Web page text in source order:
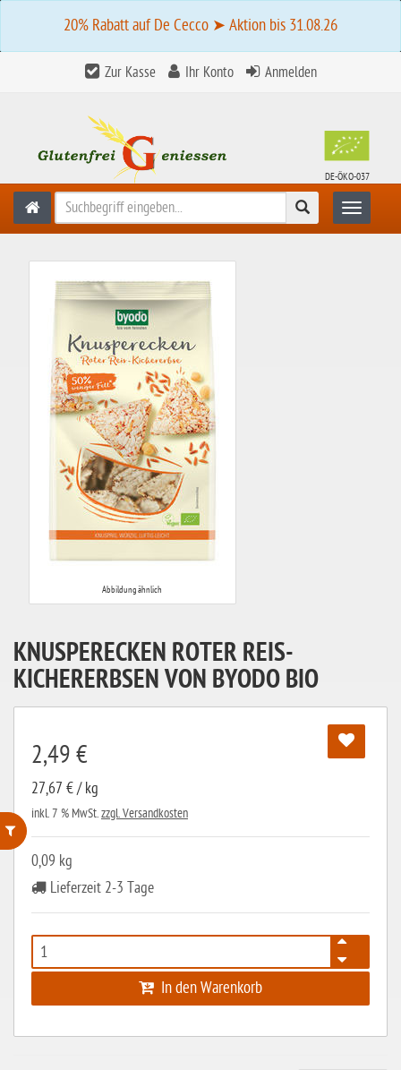
ohne Weizenstärke
ohne Hefe
ohne Ei
ohne Haselnüsse
20% Rabatt auf De Cecco ➤ Aktion bis 31.08.26
Zur Kasse Ihr Konto Anmelden
DE-ÖKO-037
Suchen Toggle
Abbildung ähnlich
KNUSPERECKEN ROTER REIS-
KICHERERBSEN VON BYODO BIO
2,49 €
27,67 € / kg
inkl. 7 % MwSt.zzgl. Versandkosten
0,09 kg
Lieferzeit 2-3 Tage
In den Warenkorb